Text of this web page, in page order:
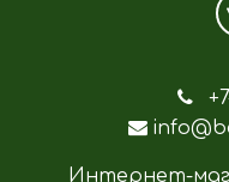
Интернет-